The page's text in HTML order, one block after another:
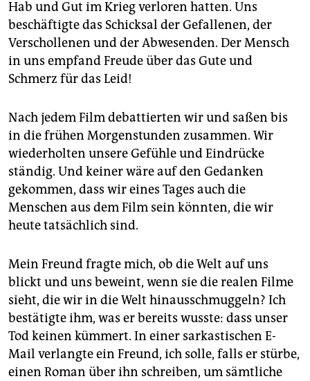
Hab und Gut im Krieg verloren hatten. Uns
beschäftigte das Schicksal der Gefallenen, der
Verschollenen und der Abwesenden. Der Mensch
in uns empfand Freude über das Gute und
Schmerz für das Leid!
Nach jedem Film debattierten wir und saßen bis
in die frühen Morgenstunden zusammen. Wir
wiederholten unsere Gefühle und Eindrücke
ständig. Und keiner wäre auf den Gedanken
gekommen, dass wir eines Tages auch die
Menschen aus dem Film sein könnten, die wir
heute tatsächlich sind.
Mein Freund fragte mich, ob die Welt auf uns
blickt und uns beweint, wenn sie die realen Filme
sieht, die wir in die Welt hinausschmuggeln? Ich
bestätigte ihm, was er bereits wusste: dass unser
Tod keinen kümmert. In einer sarkastischen E-
Mail verlangte ein Freund, ich solle, falls er stürbe,
einen Roman über ihn schreiben, um sämtliche